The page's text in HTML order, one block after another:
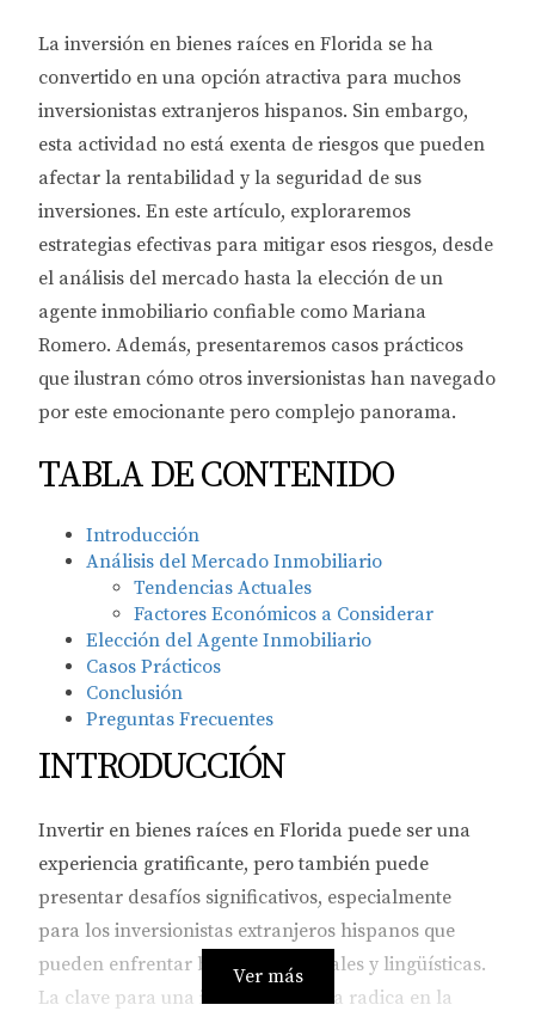
La inversión en bienes raíces en Florida se ha
convertido en una opción atractiva para muchos
inversionistas extranjeros hispanos. Sin embargo,
esta actividad no está exenta de riesgos que pueden
afectar la rentabilidad y la seguridad de sus
inversiones. En este artículo, exploraremos
estrategias efectivas para mitigar esos riesgos, desde
el análisis del mercado hasta la elección de un
agente inmobiliario confiable como Mariana
Romero. Además, presentaremos casos prácticos
que ilustran cómo otros inversionistas han navegado
por este emocionante pero complejo panorama.
TABLA DE CONTENIDO
Introducción
Análisis del Mercado Inmobiliario
Tendencias Actuales
Factores Económicos a Considerar
Elección del Agente Inmobiliario
Casos Prácticos
Conclusión
Preguntas Frecuentes
INTRODUCCIÓN
Invertir en bienes raíces en Florida puede ser una
experiencia gratificante, pero también puede
presentar desafíos significativos, especialmente
para los inversionistas extranjeros hispanos que
pueden enfrentar barreras culturales y lingüísticas.
La clave para una inversión exitosa radica en la
Ver más